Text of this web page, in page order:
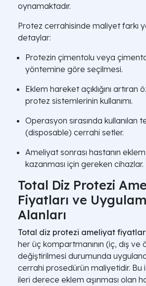
oynamaktadır.
Protez cerrahisinde maliyet farkı
detaylar:
Protezin çimentolu veya
yöntemine göre seçilmesi.
Eklem hareket açıklığını artıran
protez sistemlerinin kullanımı.
Operasyon sırasında kullanılan
(disposable) cerrahi setler.
Ameliyat sonrası hastanın
kazanması için gereken cihazlar.
Total Diz Protezi
Fiyatları ve
Alanları
Total diz protezi ameliyat
her üç kompartmanının (iç, dış
değiştirilmesi durumunda
cerrahi prosedürün maliyetidir. Bu
ileri derece eklem aşınması olan